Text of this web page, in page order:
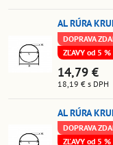
AL RÚRA
DOPRAVA
ZĽAVY od 5
14,79 €
18,19 € s DPH
AL RÚRA
DOPRAVA
ZĽAVY od 5